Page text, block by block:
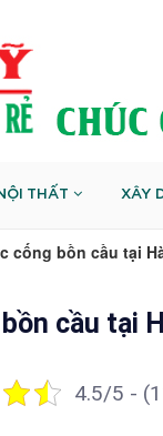
THẤT XÂY
cống bồn cầu tại
cầu tại
4.5/5 -